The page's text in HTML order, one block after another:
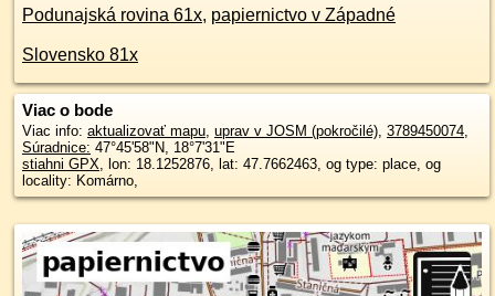
Podunajská rovina 61x, papiernictvo v Západné
Slovensko 81x
Viac o bode
Viac info: aktualizovať mapu, uprav v JOSM (pokročilé), 3789450074,
Súradnice: 47°45'58"N, 18°7'31"E
stiahni GPX, lon: 18.1252876, lat: 47.7662463, og type: place, og
locality: Komárno,